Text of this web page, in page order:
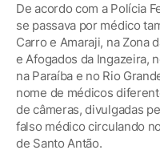
De acordo com a Polícia
se passava por médico
Carro e Amaraji, na Zona
e Afogados da Ingazeira,
na Paraíba e no Rio
nome de médicos
de câmeras, divulgadas
falso médico circulando
de Santo Antão.